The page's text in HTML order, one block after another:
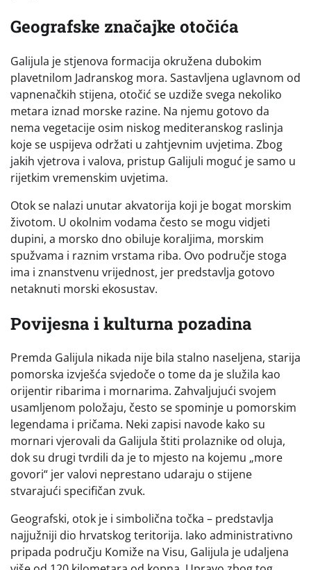
Geografske značajke otočića
Galijula je stjenova formacija okružena dubokim
plavetnilom Jadranskog mora. Sastavljena uglavnom od
vapnenačkih stijena, otočić se uzdiže svega nekoliko
metara iznad morske razine. Na njemu gotovo da
nema vegetacije osim niskog mediteranskog raslinja
koje se uspijeva održati u zahtjevnim uvjetima. Zbog
jakih vjetrova i valova, pristup Galijuli moguć je samo u
rijetkim vremenskim uvjetima.
Otok se nalazi unutar akvatorija koji je bogat morskim
životom. U okolnim vodama često se mogu vidjeti
dupini, a morsko dno obiluje koraljima, morskim
spužvama i raznim vrstama riba. Ovo područje stoga
ima i znanstvenu vrijednost, jer predstavlja gotovo
netaknuti morski ekosustav.
Povijesna i kulturna pozadina
Premda Galijula nikada nije bila stalno naseljena, starija
pomorska izvješća svjedoče o tome da je služila kao
orijentir ribarima i mornarima. Zahvaljujući svojem
usamljenom položaju, često se spominje u pomorskim
legendama i pričama. Neki zapisi navode kako su
mornari vjerovali da Galijula štiti prolaznike od oluja,
dok su drugi tvrdili da je to mjesto na kojemu „more
govori“ jer valovi neprestano udaraju o stijene
stvarajući specifičan zvuk.
Geografski, otok je i simbolična točka – predstavlja
najjužniji dio hrvatskog teritorija. Iako administrativno
pripada području Komiže na Visu, Galijula je udaljena